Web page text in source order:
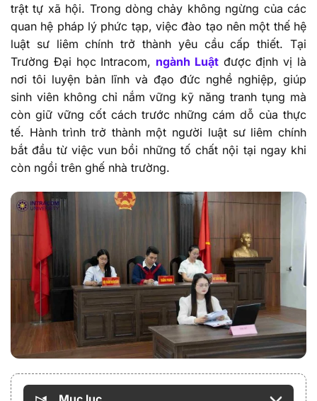
trật tự xã hội. Trong dòng chảy không ngừng của các
quan hệ pháp lý phức tạp, việc đào tạo nên một thế hệ
luật sư liêm chính trở thành yêu cầu cấp thiết. Tại
Trường Đại học Intracom, ngành Luậtđược định vị là
nơi tôi luyện bản lĩnh và đạo đức nghề nghiệp, giúp
sinh viên không chỉ nắm vững kỹ năng tranh tụng mà
còn giữ vững cốt cách trước những cám dỗ của thực
tế. Hành trình trở thành một người luật sư liêm chính
bắt đầu từ việc vun bồi những tố chất nội tại ngay khi
còn ngồi trên ghế nhà trường.